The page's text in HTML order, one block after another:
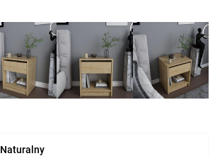
Naturalny